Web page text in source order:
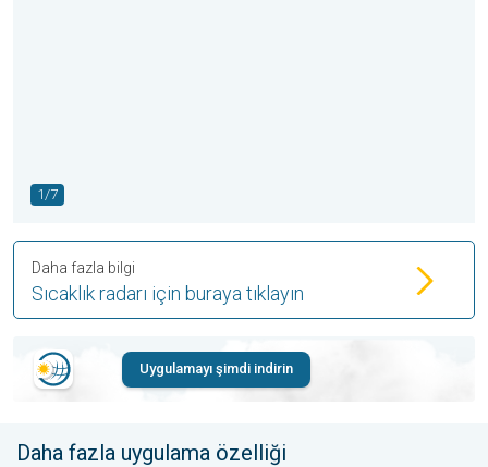
1/7
Sıcaklık radarı için buraya tıklayın
Daha fazla bilgi
Uygulamayı şimdi indirin
Daha fazla uygulama özelliği